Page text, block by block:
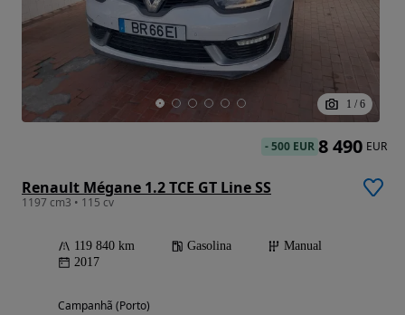
1 / 6
Renault Mégane 1.2 TCE GT Line SS
1197 cm3 • 115 cv
119 840 km Gasolina
Manual
2017
Campanhã (Porto)
-500 EUR 8 490 EUR